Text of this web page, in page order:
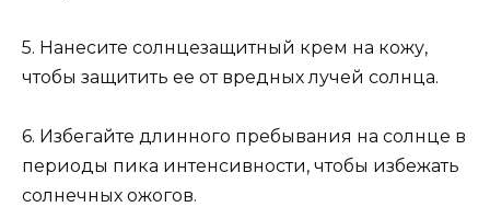
5. Нанесите солнцезащитный крем на кожу,
чтобы защитить ее от вредных лучей солнца.
6. Избегайте длинного пребывания на солнце в
периоды пика интенсивности, чтобы избежать
солнечных ожогов.